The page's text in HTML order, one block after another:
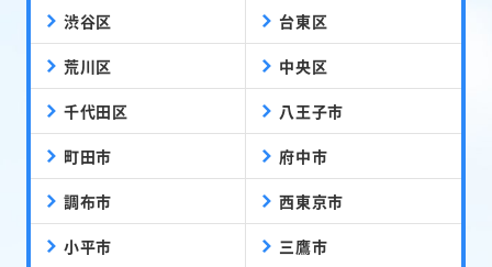
渋谷区 台東区
荒川区 中央区
千代田区 八王子市
町田市 府中市
調布市 西東京市
小平市 三鷹市